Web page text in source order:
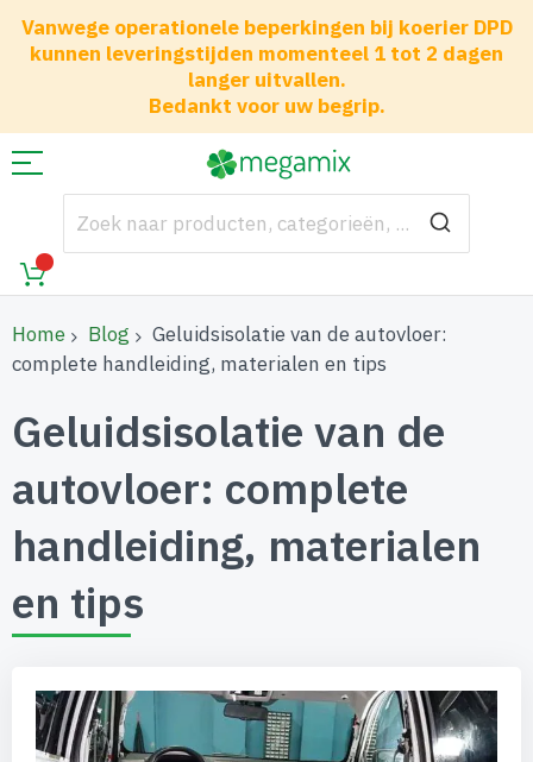
Vanwege operationele beperkingen bij koerier DPD
kunnen leveringstijden momenteel 1 tot 2 dagen
langer uitvallen.
Bedankt voor uw begrip.
Home Blog
Geluidsisolatie van de autovloer:
complete handleiding, materialen en tips
Geluidsisolatie van de
autovloer: complete
handleiding, materialen
en tips